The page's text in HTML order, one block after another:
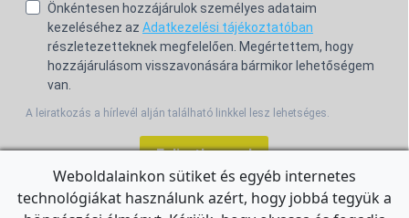
Önkéntesen hozzájárulok személyes adataim
kezeléséhez az Adatkezelési tájékoztatóban
részletezetteknek megfelelően. Megértettem, hogy
hozzájárulásom visszavonására bármikor lehetőségem
van.
A leiratkozás a hírlevél alján található linkkel lesz lehetséges.
Feliratkozom!
Weboldalainkon sütiket és egyéb internetes
technológiákat használunk azért, hogy jobbá tegyük a